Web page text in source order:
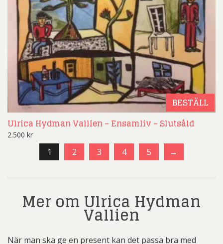
BESTÄLL
Ulrica Hydman Vallien – Ensamliv – Slutsåld
2.500 kr
1 2 3 4 5 →
Mer om Ulrica Hydman
Vallien
När man ska ge en present kan det passa bra med